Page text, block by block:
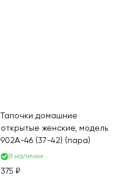
Тапочки домашние
открытые женские, модель
902A-46 (37-42) (пара)
В наличии
375 ₽